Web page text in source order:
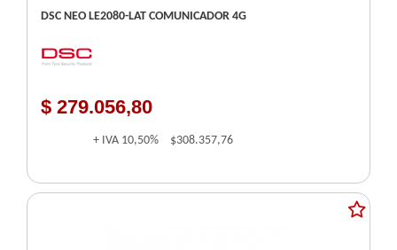
DSC NEO LE2080-LAT COMUNICADOR 4G
$ 279.056,80
+ IVA 10,50% $308.357,76